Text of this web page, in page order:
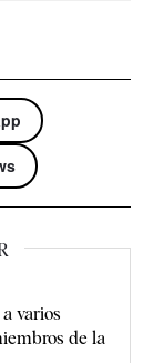
varios
de la